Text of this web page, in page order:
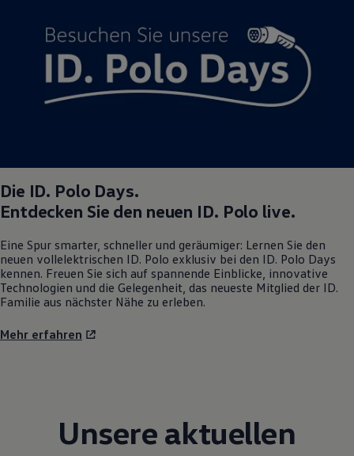
Lifestyle
Transport
Familie
Elektromobilität
Volkswagen R
Pannen- und Unfallhilfe
Die ID. Polo Days.
Entdecken Sie den neuen ID. Polo live.
Eine Spur smarter, schneller und geräumiger: Lernen Sie den
neuen vollelektrischen ID. Polo exklusiv bei den ID. Polo Days
kennen. Freuen Sie sich auf spannende Einblicke, innovative
Technologien und die Gelegenheit, das neueste Mitglied der ID.
Familie aus nächster Nähe zu erleben.
Mehr erfahren
Unsere aktuellen